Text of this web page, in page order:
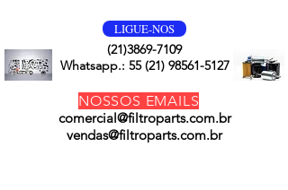
LIGUE-NOS
(21)3869-7109
Whatsapp.: 55 (21) 98561-5127
NOSSOS EMAILS
comercial@filtroparts.com.br
vendas@filtroparts.com.br